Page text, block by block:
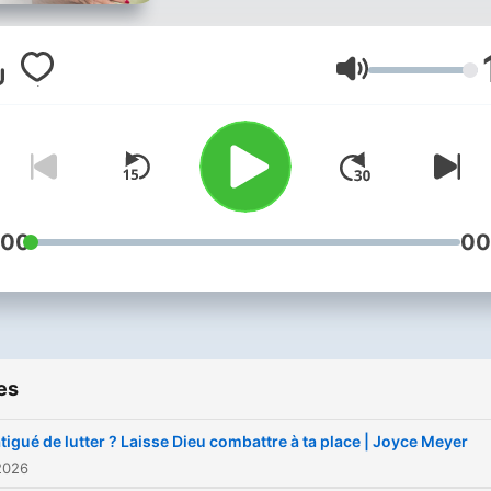
humour et un style franc et
direct, elle parle des
de vue de la Bible – de
vivante, convaincante et
sincère. Des millions de
sont enthousiasmés par sa
expérimenté à travers ses
pratique pour leur vie.
Volume
de lutter ? Laisse Dieu combattre à ta place | Joyce Meyer